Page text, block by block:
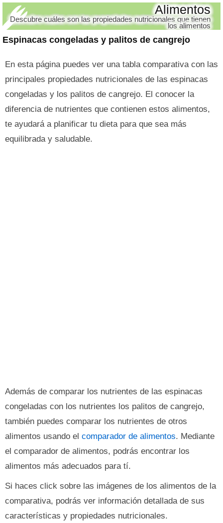
Espinacas congeladas y palitos de cangrejo
Alimentos
Descubre cuáles son las propiedades nutricionales que tienen
los alimentos
En esta página puedes ver una tabla comparativa con las
principales propiedades nutricionales de las espinacas
congeladas y los palitos de cangrejo. El conocer la
diferencia de nutrientes que contienen estos alimentos,
te ayudará a planificar tu dieta para que sea más
equilibrada y saludable.
Además de comparar los nutrientes de las espinacas
congeladas con los nutrientes los palitos de cangrejo,
también puedes comparar los nutrientes de otros
alimentos usando el comparador de alimentos. Mediante
el comparador de alimentos, podrás encontrar los
alimentos más adecuados para tí.
Si haces click sobre las imágenes de los alimentos de la
comparativa, podrás ver información detallada de sus
características y propiedades nutricionales.